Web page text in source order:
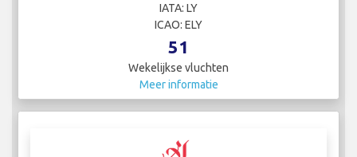
IATA: LY
ICAO: ELY
51
Wekelijkse vluchten
Meer informatie